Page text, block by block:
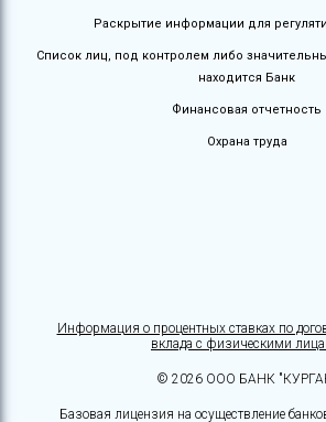
Раскрытие информации для
Список лиц, под контролем либо
находится Банк
Финансовая отчетность
Охрана труда
Информация о процентных ставках по
вклада с физическими
© 2026 ООО БАНК
Базовая лицензия на осуществление